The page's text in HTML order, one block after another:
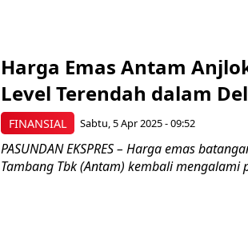
FINANSIAL
Harga Emas Antam
Level Terendah dalam
Sabtu, 5 Apr 2025 - 09:52
PASUNDAN EKSPRES – Harga emas
Tambang Tbk (Antam) kembali